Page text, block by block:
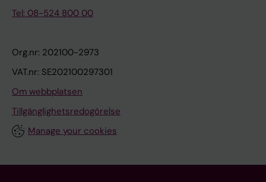
Tel: 08-524 800 00
Org.nr: 202100-2973
VAT.nr: SE202100297301
Om webbplatsen
Tillgänglighetsredogörelse
Manage your cookies